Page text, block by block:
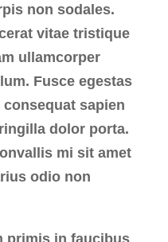
non sodales.
vitae tristique
ullamcorper
Fusce egestas
sapien
dolor porta.
mi sit amet
odio non
primis in faucibus